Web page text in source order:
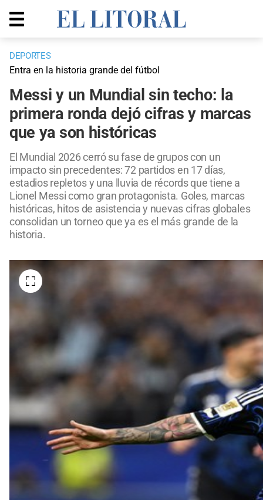
DEPORTES
Entra en la historia grande del fútbol
Messi y un Mundial sin techo: la
primera ronda dejó cifras y marcas
que ya son históricas
El Mundial 2026 cerró su fase de grupos con un
impacto sin precedentes: 72 partidos en 17 días,
estadios repletos y una lluvia de récords que tiene a
Lionel Messi como gran protagonista. Goles, marcas
históricas, hitos de asistencia y nuevas cifras globales
consolidan un torneo que ya es el más grande de la
historia.